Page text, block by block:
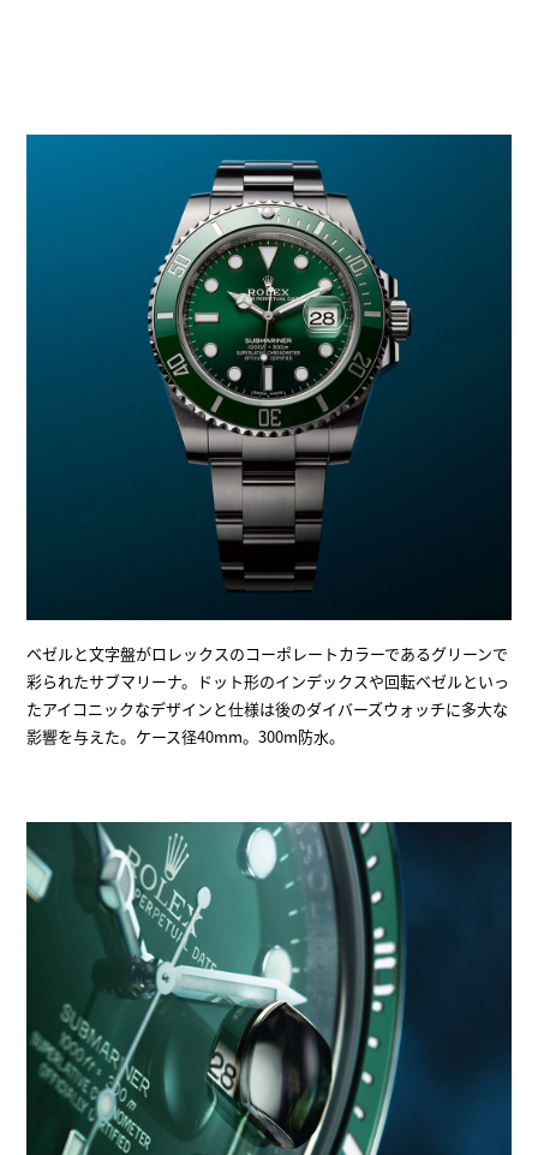
ベゼルと文字盤がロレックスのコーポレートカラーであるグリーンで
彩られたサブマリーナ。ドット形のインデックスや回転ベゼルといっ
たアイコニックなデザインと仕様は後のダイバーズウォッチに多大な
影響を与えた。ケース径40mm。300m防水。